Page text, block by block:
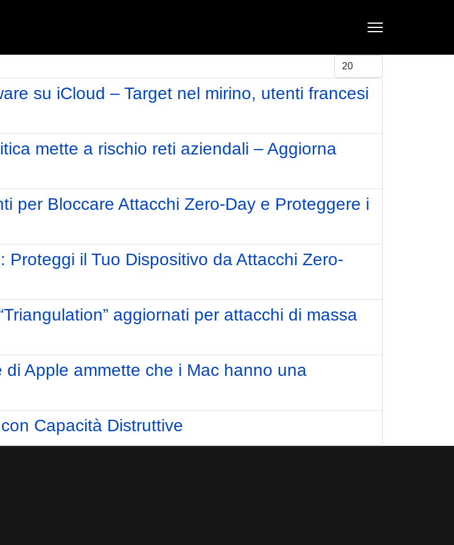
Visualizza #
su iCloud – Target nel mirino, utenti francesi
mette a rischio reti aziendali – Aggiorna
per Bloccare Attacchi Zero-Day e Proteggere i
il Tuo Dispositivo da Attacchi Zero-
aggiornati per attacchi di massa
Apple ammette che i Mac hanno una
Capacità Distruttive